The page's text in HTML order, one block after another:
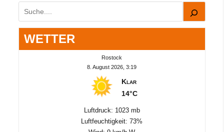
Suchen
WETTER
Rostock
8. August 2026, 3:19
Klar
14°C
Luftdruck: 1023 mb
Luftfeuchtigkeit: 73%